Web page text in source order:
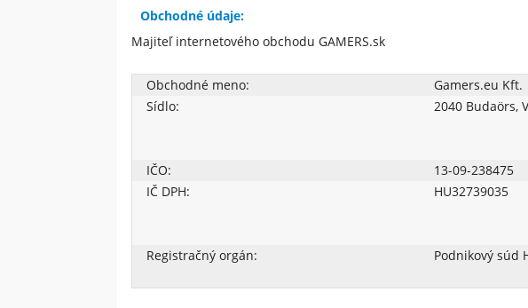
Obchodné údaje:
Majiteľ internetového obchodu GAMERS.sk
Obchodné meno:
Gamers.eu Kft.
Sídlo:
2040 Budaörs,
IČO:
13-09-238475
IČ DPH:
HU32739035
Registračný orgán: Podnikový súd